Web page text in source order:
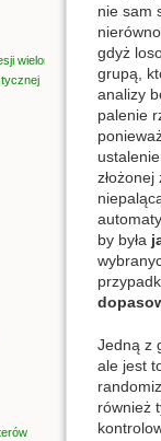
wielorakiej
nie sam
gdyż
grupą,
analizy
palenie
by była
Jedną z
ale jest
również